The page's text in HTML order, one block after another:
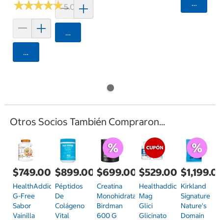
★★★★★
★★★★★5.0 (8)
Agregar
Agregar
Otros Socios También Compraron...
$749.00
HealthAddiction
G-Free
Sabor
Vainilla
$899.00
Péptidos
De
Colágeno
Vital
$699.00
Creatina
Monohidratada
Birdman
600 G
$529.00
Healthaddiction
Mag
Glici
Glicinato
Kirkland
Signature
Nature's
Domain